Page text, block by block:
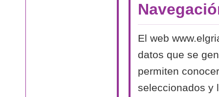
El web
datos que se
permiten
seleccionados y